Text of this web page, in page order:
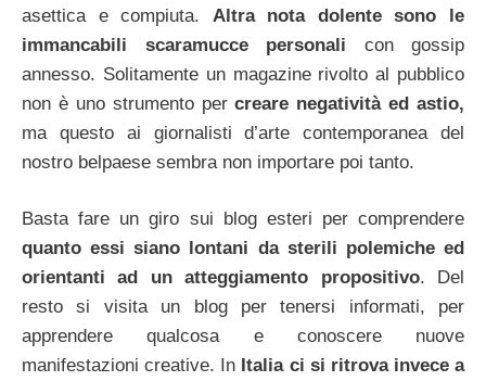
asettica e compiuta. Altra nota dolente sono le
immancabili scaramucce personali con gossip
annesso. Solitamente un magazine rivolto al pubblico
non è uno strumento percreare negatività ed astio,
ma questo ai giornalisti d’arte contemporanea del
nostro belpaese sembra non importare poi tanto.
Basta fare un giro sui blog esteri per comprendere
quanto essi siano lontani da sterili polemiche ed
orientanti ad un atteggiamento propositivo. Del
resto si visita un blog per tenersi informati, per
apprendere qualcosa e conoscere nuove
manifestazioni creative. In Italia ci si ritrova invece a